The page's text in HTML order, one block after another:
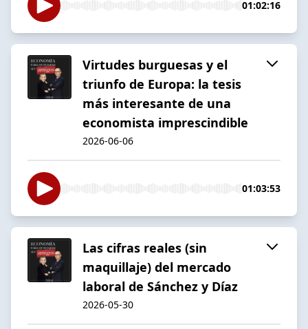
01:02:16
Virtudes burguesas y el
triunfo de Europa: la tesis
más interesante de una
economista imprescindible
2026-06-06
01:03:53
Las cifras reales (sin
maquillaje) del mercado
laboral de Sánchez y Díaz
2026-05-30